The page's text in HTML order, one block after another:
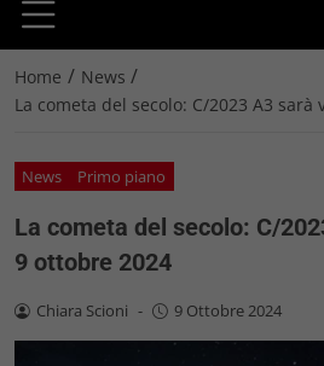
Home / News /
La cometa del secolo: C/2023 A3
News Primo piano
La cometa del secolo: C/
9 ottobre 2024
Chiara Scioni - 9 Ottobre 2024